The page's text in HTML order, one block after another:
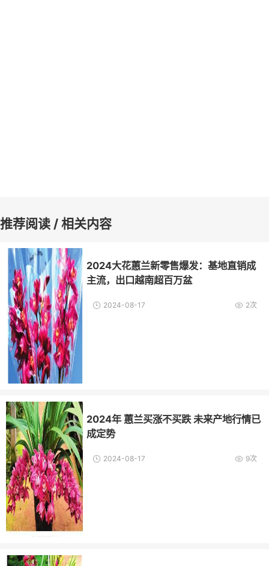
推荐阅读 / 相关内容
2024大花蕙兰新零售爆发：基地直销成
主流，出口越南超百万盆
2次
2024-08-17
2024年 蕙兰买涨不买跌 未来产地行情已
成定势
9次
2024-08-17